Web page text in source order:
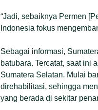
“Jadi, sebaiknya Permen
Indonesia fokus
Sebagai informasi,
batubara. Tercatat, saat ini
Sumatera Selatan. Mulai
direhabilitasi, sehingga
yang berada di sekitar